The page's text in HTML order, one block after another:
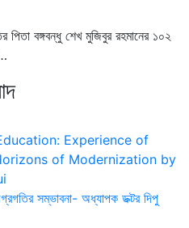
পিতা বঙ্গবন্ধু শেখ মুজিবুর রহমানের ১০২
Experience of
of Modernization by
সম্ভাবনা- অধ্যাপক ডক্টর দিপু